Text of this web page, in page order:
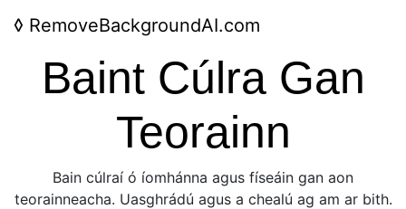
◊ RemoveBackgroundAI.com
Baint Cúlra Gan
Teorainn
Bain cúlraí ó íomhánna agus físeáin gan aon
teorainneacha. Uasghrádú agus a chealú ag am ar bith.